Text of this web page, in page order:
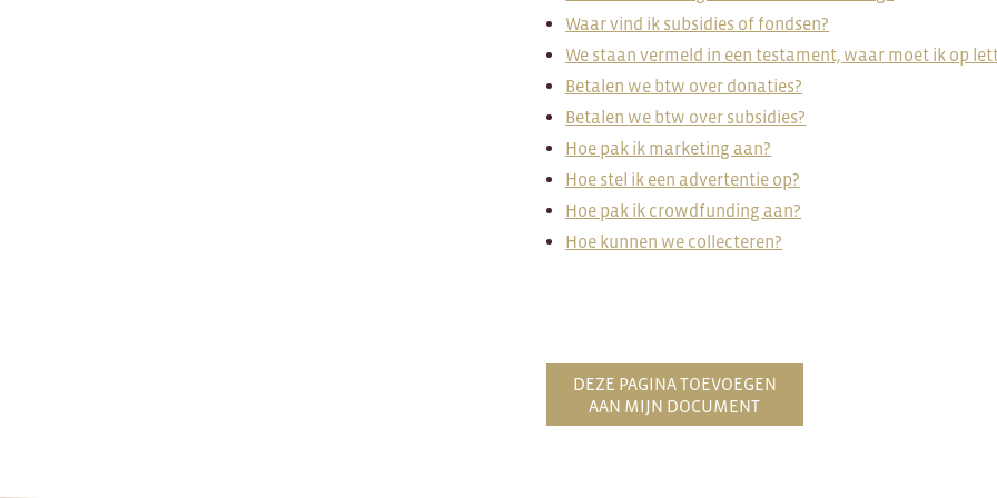
Waar vind ik subsidies of fondsen?
We staan vermeld in een testament, waar moet ik op
Betalen we btw over donaties?
Betalen we btw over subsidies?
Hoe pak ik marketing aan?
Hoe stel ik een advertentie op?
Hoe pak ik crowdfunding aan?
Hoe kunnen we collecteren?
DEZE PAGINA TOEVOEGEN
AAN MIJN DOCUMENT